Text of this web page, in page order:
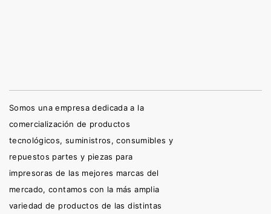
Somos una empresa dedicada a la
comercialización de productos
tecnológicos, suministros, consumibles y
repuestos partes y piezas para
impresoras de las mejores marcas del
mercado, contamos con la más amplia
variedad de productos de las distintas